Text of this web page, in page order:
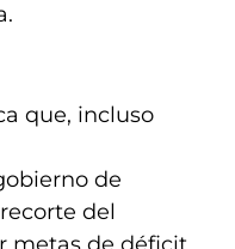
que, incluso
de
del